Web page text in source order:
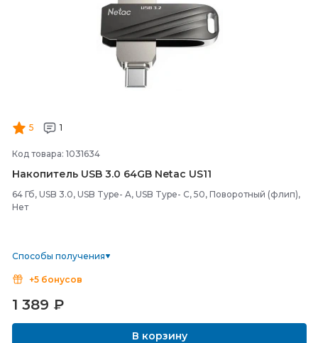
5 1
Код товара: 1031634
Накопитель USB 3.0 64GB Netac US11
64 Гб, USB 3.0, USB Type- A, USB Type- C, 50, Поворотный (флип),
Нет
Способы получения
+5 бонусов
1 389 ₽
В корзину